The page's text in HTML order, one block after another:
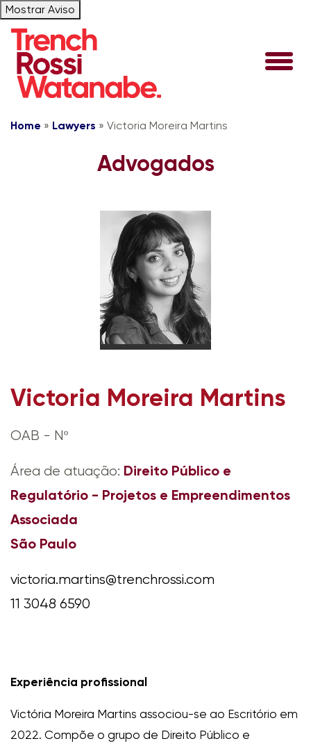
Mostrar Aviso
Home » Lawyers » Victoria Moreira Martins
Advogados
Victoria Moreira Martins
OAB - Nº
Área de atuação: Direito Público e
Regulatório - Projetos e Empreendimentos
Associada
São Paulo
victoria.martins@trenchrossi.com
11 3048 6590
Experiência profissional
Victória Moreira Martins associou-se ao Escritório em
2022. Compõe o grupo de Direito Público e